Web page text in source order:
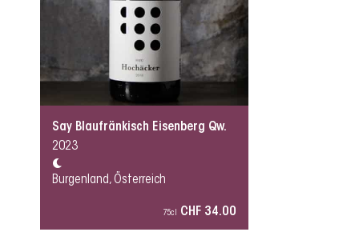
Say Blaufränkisch Eisenberg Qw.
2023
Burgenland, Österreich
75cl CHF 34.00